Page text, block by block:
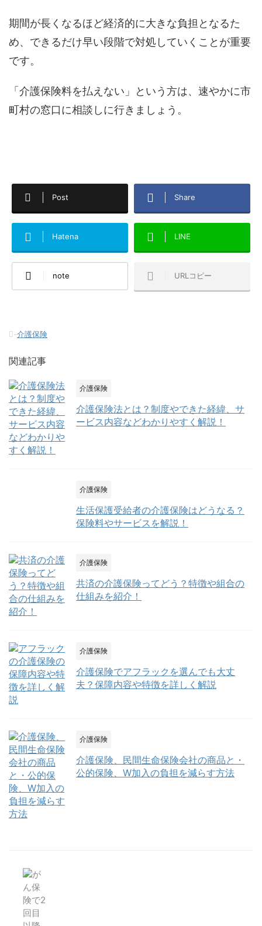
期間が長くなるほど経済的に大きな負担となるた
め、できるだけ早い段階で対処していくことが重要
です。
「介護保険料を払えない」という方は、速やかに市
町村の窓口に相談しに行きましょう。
Post Share
Hatena LINE
note URLコピー
-介護保険
関連記事
介護保険
介護保険法とは？制度やできた経緯、サ
ービス内容などわかりやすく解説！
介護保険
生活保護受給者の介護保険はどうなる？
保険料やサービスを解説！
介護保険
共済の介護保険ってどう？特徴や組合の
仕組みを紹介！
介護保険
介護保険でアフラックを選んでも大丈
夫？保障内容や特徴を詳しく解説
介護保険
介護保険、民間生命保険会社の商品と・
公的保険、W加入の負担を減らす方法